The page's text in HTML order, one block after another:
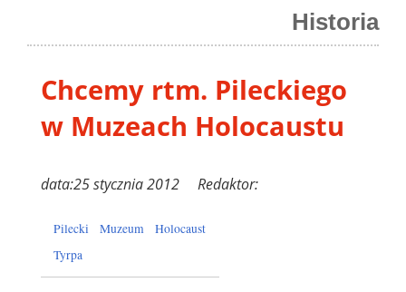
Historia
Chcemy rtm. Pileckiego
w Muzeach Holocaustu
data:25 stycznia 2012 Redaktor:
Pilecki Muzeum
Holocaust
Tyrpa